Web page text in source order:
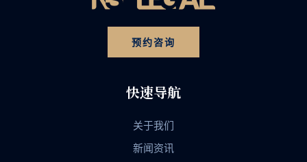
预约咨询
快速导航
关于我们
新闻资讯